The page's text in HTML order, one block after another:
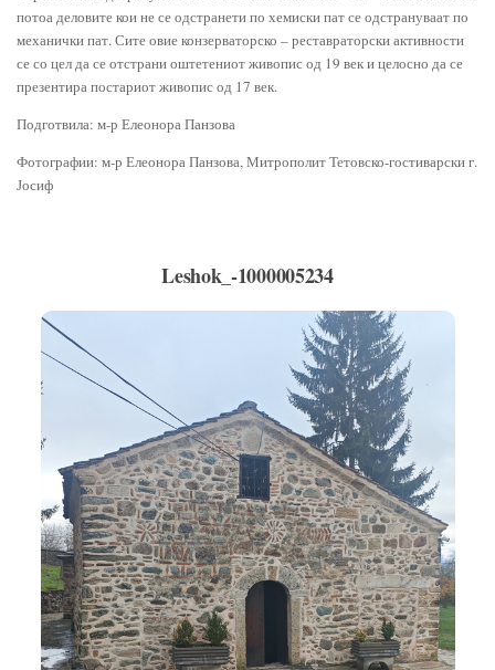
потоа деловите кои не се одстранети по хемиски пат се одстрануваат по
механички пат. Сите овие конзерваторско – реставраторски активности
се со цел да се отстрани оштетениот живопис од 19 век и целосно да се
презентира постариот живопис од 17 век.
Подготвила: м-р Елеонора Панзова
Фотографии: м-р Елеонора Панзова, Митрополит Тетовско-гостиварски г.
Јосиф
Leshok_-1000005234